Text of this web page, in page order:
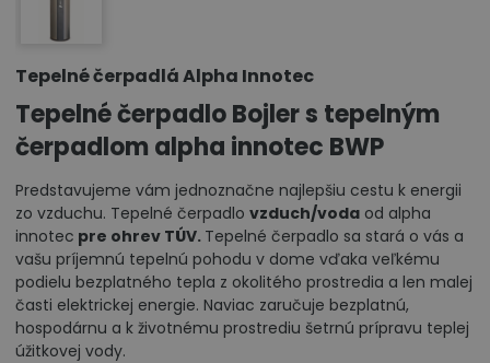
Tepelné čerpadlá Alpha Innotec
Tepelné čerpadlo Bojler s tepelným
čerpadlom alpha innotec BWP
Predstavujeme vám jednoznačne najlepšiu cestu k energii
zo vzduchu. Tepelné čerpadlo vzduch/voda od alpha
innotec pre ohrev TÚV. Tepelné čerpadlo sa stará o vás a
vašu príjemnú tepelnú pohodu v dome vďaka veľkému
podielu bezplatného tepla z okolitého prostredia a len malej
časti elektrickej energie. Naviac zaručuje bezplatnú,
hospodárnu a k životnému prostrediu šetrnú prípravu teplej
úžitkovej vody.